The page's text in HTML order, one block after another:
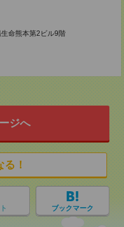
命熊本第2ビル9階
ジへ
！
ブックマーク